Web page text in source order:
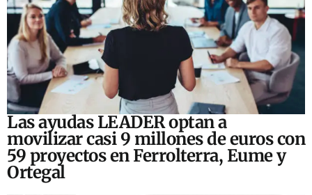
Las ayudas LEADER optan a
movilizar casi 9 millones de euros con
59 proyectos en Ferrolterra, Eume y
Ortegal